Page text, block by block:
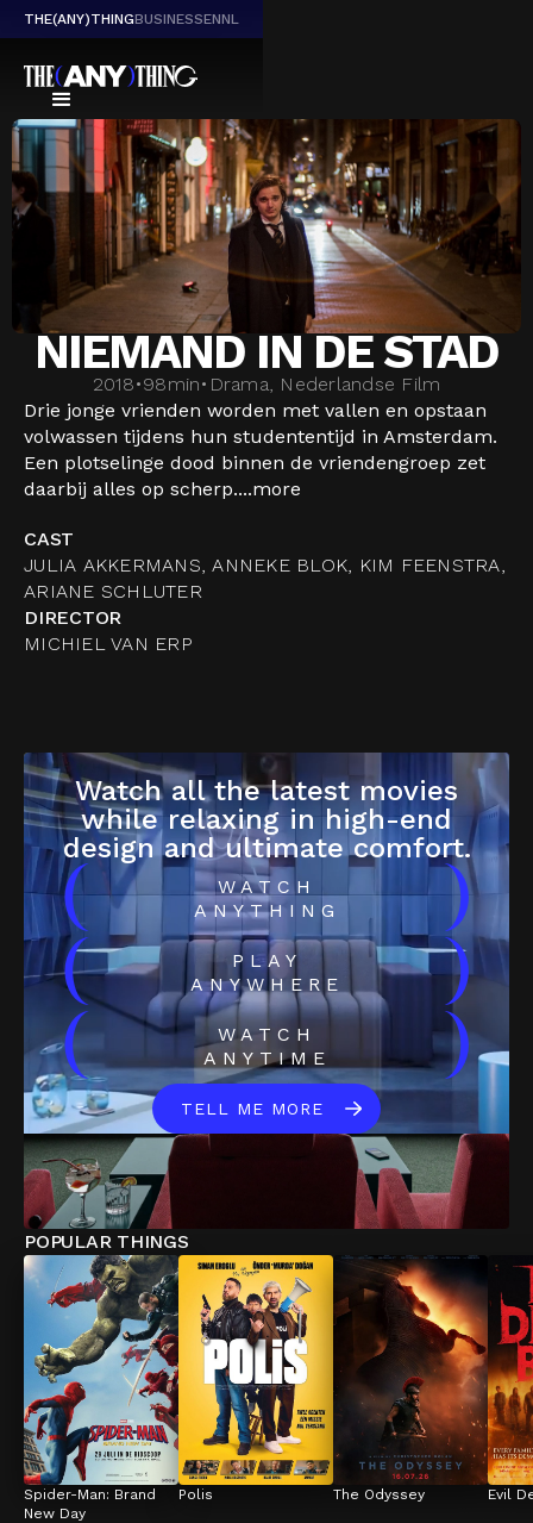
THE(ANY)THINGBUSINESSENNL
NIEMAND IN DE STAD
2018•98min• Drama, Nederlandse Film
Drie jonge vrienden worden met vallen en opstaan
volwassen tijdens hun studententijd in Amsterdam.
Een plotselinge dood binnen de vriendengroep zet
daarbij alles op scherp....more
CAST
JULIA AKKERMANS, ANNEKE BLOK, KIM FEENSTRA,
ARIANE SCHLUTER
DIRECTOR
MICHIEL VAN ERP
Watch all the latest movies
while relaxing in high-end
design and ultimate comfort.
(
WATCH
ANYTHING
)
(
PLAY
ANYWHERE
)
(
WATCH
ANYTIME
)
TELL ME MORE
POPULAR THINGS
Spider-Man: Brand
New Day
Polis The Odyssey Evil